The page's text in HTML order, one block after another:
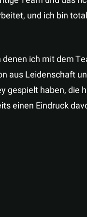
und ich bin
ich mit dem
aus Leidenschaft
gespielt haben, die
einen Eindruck